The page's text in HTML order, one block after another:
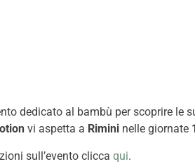
dedicato al bambù per scoprire le
vi aspetta a Rimininelle giornate
sull’evento clicca qui.